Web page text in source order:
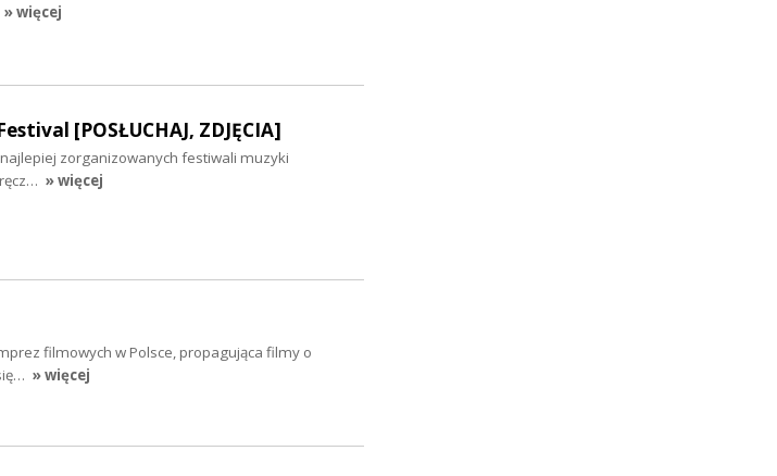
» więcej
[POSŁUCHAJ, ZDJĘCIA]
zorganizowanych festiwali muzyki
» więcej
filmowych w Polsce, propagująca filmy o
» więcej